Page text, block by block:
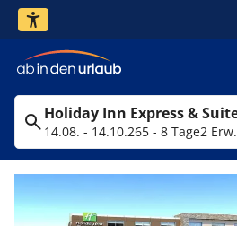
14.08. - 14.10.265 - 8 Tage2 Erw.